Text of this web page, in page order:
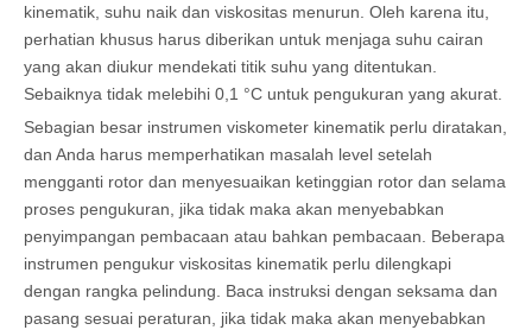
kinematik, suhu naik dan viskositas menurun. Oleh karena itu,
perhatian khusus harus diberikan untuk menjaga suhu cairan
yang akan diukur mendekati titik suhu yang ditentukan.
Sebaiknya tidak melebihi 0,1 °C untuk pengukuran yang akurat.
Sebagian besar instrumen viskometer kinematik perlu diratakan,
dan Anda harus memperhatikan masalah level setelah
mengganti rotor dan menyesuaikan ketinggian rotor dan selama
proses pengukuran, jika tidak maka akan menyebabkan
penyimpangan pembacaan atau bahkan pembacaan. Beberapa
instrumen pengukur viskositas kinematik perlu dilengkapi
dengan rangka pelindung. Baca instruksi dengan seksama dan
pasang sesuai peraturan, jika tidak maka akan menyebabkan